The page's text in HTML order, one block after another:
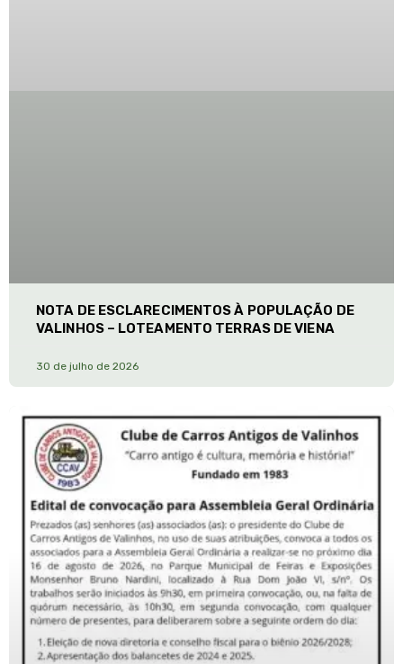
NOTA DE ESCLARECIMENTOS À POPULAÇÃO DE
VALINHOS – LOTEAMENTO TERRAS DE VIENA
30 de julho de 2026